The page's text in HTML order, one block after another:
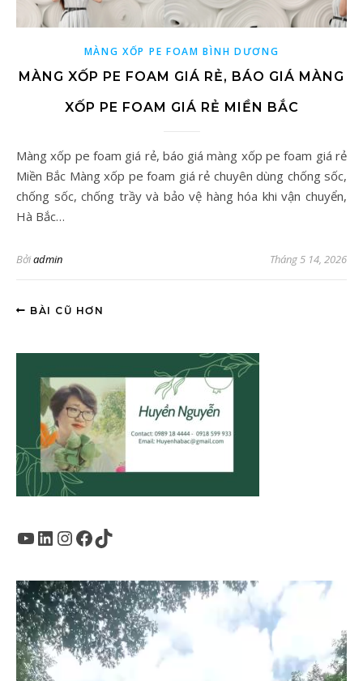
MÀNG XỐP PE FOAM BÌNH DƯƠNG
MÀNG XỐP PE FOAM GIÁ RẺ, BÁO GIÁ MÀNG
XỐP PE FOAM GIÁ RẺ MIỀN BẮC
Màng xốp pe foam giá rẻ, báo giá màng xốp pe foam giá rẻ
Miền Bắc Màng xốp pe foam giá rẻ chuyên dùng chống sốc,
chống sốc, chống trầy và bảo vệ hàng hóa khi vận chuyển,
Hà Bắc…
Bởiadmin Tháng 5 14, 2026
BÀI CŨ HƠN
Youtube
LinkedIn
Instagram
Facebook
TikTok
Trình
chơi
Video